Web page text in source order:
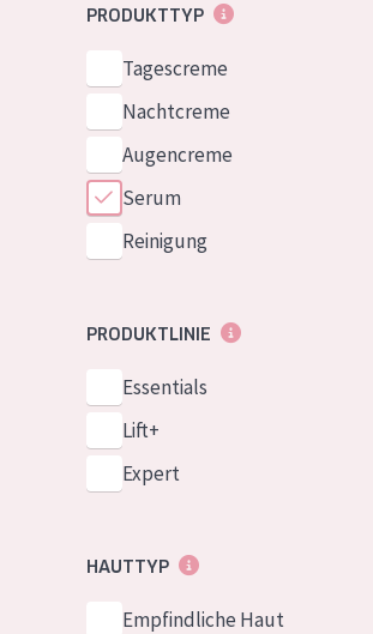
PRODUKTTYP
Tagescreme
Nachtcreme
Augencreme
Serum
Reinigung
PRODUKTLINIE
Essentials
Lift+
Expert
HAUTTYP
Empfindliche Haut